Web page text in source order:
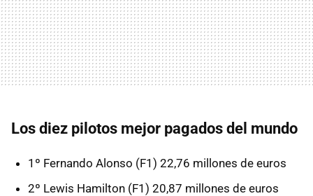
Los diez pilotos mejor pagados del mundo
1º Fernando Alonso (F1) 22,76 millones de euros
2º Lewis Hamilton (F1) 20,87 millones de euros